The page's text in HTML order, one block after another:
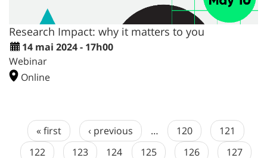
Research Impact: why it matters to you
14 mai 2024 - 17h00
Webinar
Online
« first ‹ previous … 120
121
122
123 124 125 126
127